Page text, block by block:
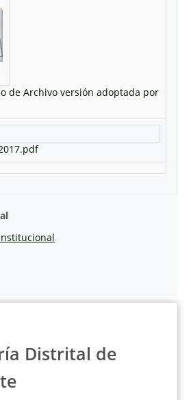
de Archivo versión adoptada por
Distrital de